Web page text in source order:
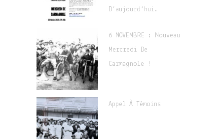
D’aujourd’hui.
6 NOVEMBRE : Nouveau
Mercredi De
Carmagnole !
Appel À Témoins !